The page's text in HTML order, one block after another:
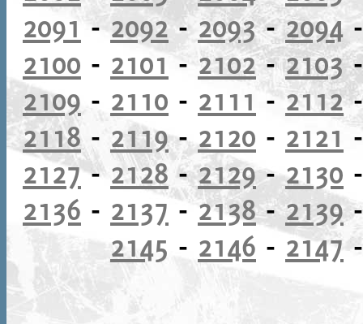
2091 -2092-2093-2094
2100 - 2101-2102-2103
2109 - 2110 - 2111 - 2112
2118- 2119-2120 - 2121
2127- 2128-2129-2130
2136 - 2137-2138-2139
2145 - 2146 - 2147